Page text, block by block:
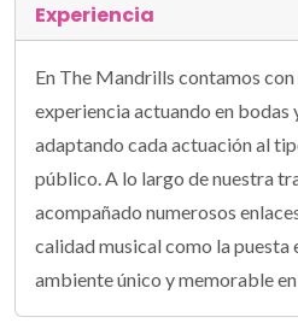
Experiencia
En The Mandrills contamos con
experiencia actuando en bodas
adaptando cada actuación al
público. A lo largo de nuestra
acompañado numerosos
calidad musical como la puesta
ambiente único y memorable